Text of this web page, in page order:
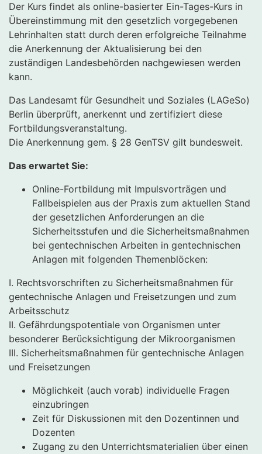
Der Kurs findet als online-basierter Ein-Tages-Kurs in
Übereinstimmung mit den gesetzlich vorgegebenen
Lehrinhalten statt durch deren erfolgreiche Teilnahme
die Anerkennung der Aktualisierung bei den
zuständigen Landesbehörden nachgewiesen werden
kann.
Das Landesamt für Gesundheit und Soziales (LAGeSo)
Berlin überprüft, anerkennt und zertifiziert diese
Fortbildungsveranstaltung.
Die Anerkennung gem. § 28 GenTSV gilt bundesweit.
Das erwartet Sie:
Online-Fortbildung mit Impulsvorträgen und
Fallbeispielen aus der Praxis zum aktuellen Stand
der gesetzlichen Anforderungen an die
Sicherheitsstufen und die Sicherheitsmaßnahmen
bei gentechnischen Arbeiten in gentechnischen
Anlagen mit folgenden Themenblöcken:
​I. Rechtsvorschriften zu Sicherheitsmaßnahmen für
gentechnische Anlagen und Freisetzungen und zum
Arbeitsschutz
II. Gefährdungspotentiale von Organismen unter
besonderer Berücksichtigung der Mikroorganismen
III. Sicherheitsmaßnahmen für gentechnische Anlagen
und Freisetzungen
Möglichkeit (auch vorab) individuelle Fragen
einzubringen
Zeit für Diskussionen mit den Dozentinnen und
Dozenten
Zugang zu den Unterrichtsmaterialien über einen